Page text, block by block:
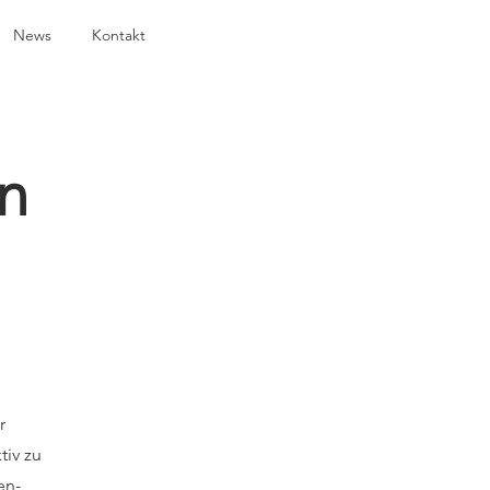
News Kontakt
zu